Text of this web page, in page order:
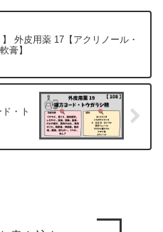
】 外皮用薬 17【アクリノール・
膏】
・ト